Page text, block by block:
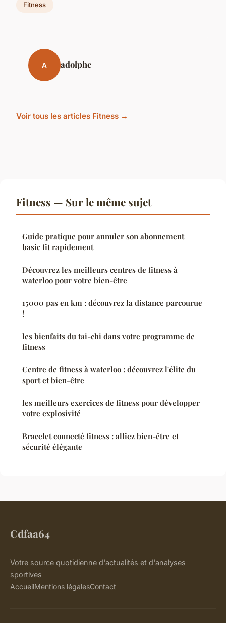
Fitness
A adolphe
Voir tous les articles Fitness →
Fitness — Sur le même sujet
Guide pratique pour annuler son abonnement
basic fit rapidement
Découvrez les meilleurs centres de fitness à
waterloo pour votre bien-être
15000 pas en km : découvrez la distance parcourue
!
les bienfaits du tai-chi dans votre programme de
fitness
Centre de fitness à waterloo : découvrez l'élite du
sport et bien-être
les meilleurs exercices de fitness pour développer
votre explosivité
Bracelet connecté fitness : alliez bien-être et
sécurité élégante
Cdfaa64
Votre source quotidienne d'actualités et d'analyses
sportives
AccueilMentions légalesContact